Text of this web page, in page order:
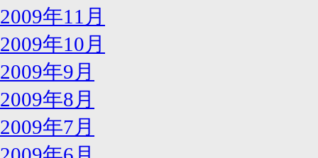
2009年11月
2009年10月
2009年9月
2009年8月
2009年7月